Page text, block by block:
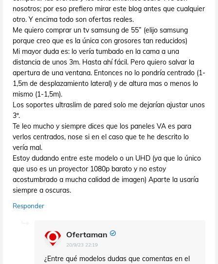
nosotros; por eso prefiero mirar este blog antes que cualquier
otro. Y encima todo son ofertas reales.
Me quiero comprar un tv samsung de 55” (elijo samsung
porque creo que es la única con grosores tan reducidos)
Mi mayor duda es: lo vería tumbado en la cama a una
distancia de unos 3m. Hasta ahí fácil. Pero quiero salvar la
apertura de una ventana. Entonces no lo pondría centrado (1-
1,5m de desplazamiento lateral) y de altura mas o menos lo
mismo (1-1,5m).
Los soportes ultraslim de pared solo me dejarían ajustar unos
3º.
Te leo mucho y siempre dices que los paneles VA es para
verlos centrados, nose si en el caso que te he descrito lo
vería mal.
Estoy dudando entre este modelo o un UHD (ya que lo único
que uso es un proyector 1080p barato y no estoy
acostumbrado a mucha calidad de imagen) Aparte la usaría
siempre a oscuras.
Responder
Ofertaman
20/9/23 22:19
¿Entre qué modelos dudas que comentas en el